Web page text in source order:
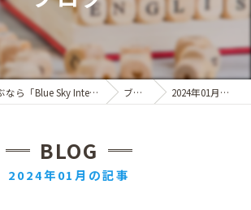
横浜で英語を学ぶなら「Blue Sky International」 ブログ 2024年01月の記事
BLOG
2024年01月の記事